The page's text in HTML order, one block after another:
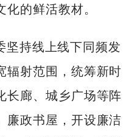
的鲜活教材。
坚持线上线下同频发
辐射范围，统筹新时
长廊、城乡广场等阵
廉政书屋，开设廉洁